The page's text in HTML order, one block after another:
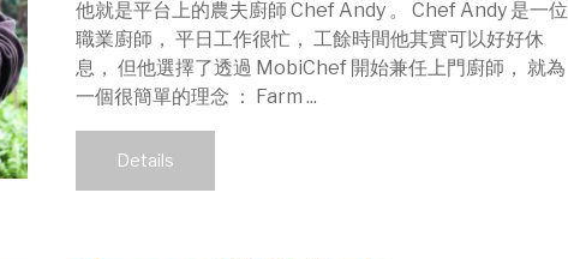
他就是平台上的農夫廚師 Chef Andy 。 Chef Andy 是一位
職業廚師， 平日工作很忙， 工餘時間他其實可以好好休
息， 但他選擇了透過 MobiChef 開始兼任上門廚師， 就為
一個很簡單的理念 ： Farm ...
Details